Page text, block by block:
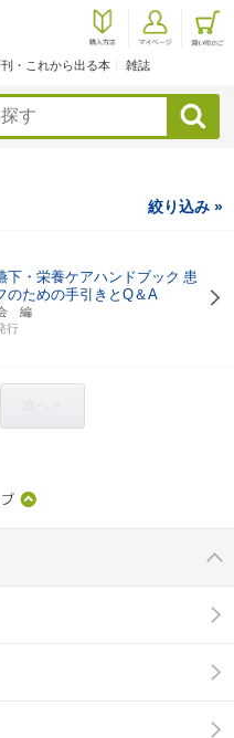
刊・これから出る本 雑誌
検索
絞り込み »
下・栄養ケアハンドブック 患
のための手引きとQ＆A
会 編
行